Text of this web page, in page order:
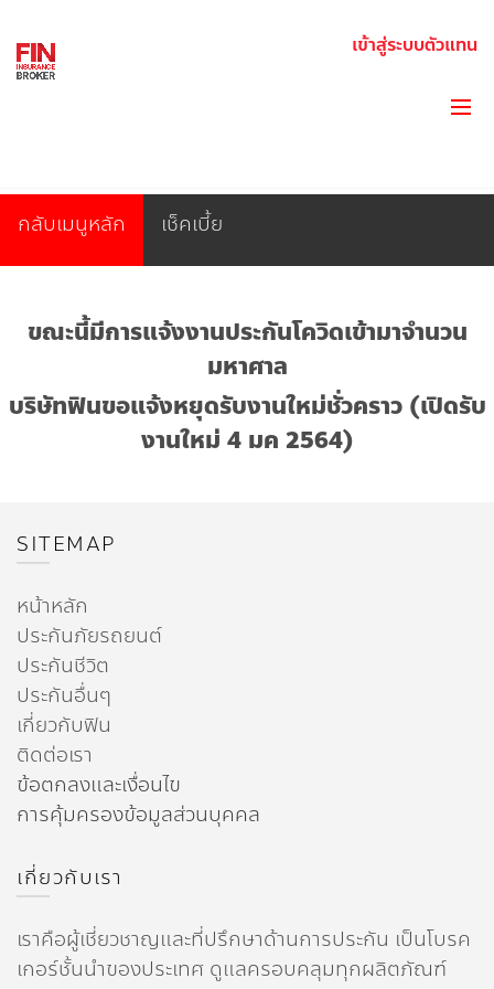
เข้าสู่ระบบตัวแทน
กลับเมนูหลัก เช็คเบี้ย
ขณะนี้มีการแจ้งงานประกันโควิดเข้ามาจำนวน
มหาศาล
บริษัทฟินขอแจ้งหยุดรับงานใหม่ชั่วคราว (เปิดรับ
งานใหม่ 4 มค 2564)
SITEMAP
หน้าหลัก
ประกันภัยรถยนต์
ประกันชีวิต
ประกันอื่นๆ
เกี่ยวกับฟิน
ติดต่อเรา
ข้อตกลงและเงื่อนไข
การคุ้มครองข้อมูลส่วนบุคคล
เกี่ยวกับเรา
เราคือผู้เชี่ยวชาญและที่ปรึกษาด้านการประกัน เป็นโบรค
เกอร์ชั้นนำของประเทศ ดูแลครอบคลุมทุกผลิตภัณฑ์